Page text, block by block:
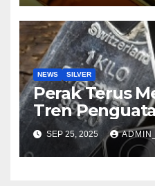
NEWS SILVER
Perak Terus
Tren
SEP 25, 2025